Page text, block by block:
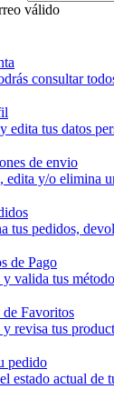
válido
consultar
edita tus datos
de envio
edita y/o elimina
tus pedidos,
de Pago
valida tus
Favoritos
y revisa tus
pedido
estado actual de